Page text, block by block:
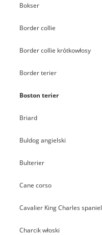
Bokser
Border collie
Border collie krótkowłosy
Border terier
Boston terier
Briard
Buldog angielski
Bulterier
Cane corso
Cavalier King Charles spaniel
Charcik włoski